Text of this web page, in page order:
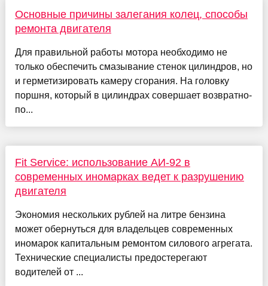
Основные причины залегания колец, способы
ремонта двигателя
Для правильной работы мотора необходимо не
только обеспечить смазывание стенок цилиндров, но
и герметизировать камеру сгорания. На головку
поршня, который в цилиндрах совершает возвратно-
по...
Fit Service: использование АИ-92 в
современных иномарках ведет к разрушению
двигателя
Экономия нескольких рублей на литре бензина
может обернуться для владельцев современных
иномарок капитальным ремонтом силового агрегата.
Технические специалисты предостерегают
водителей от ...